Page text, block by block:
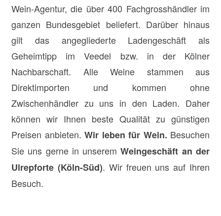
Wein-Agentur, die über 400 Fachgrosshändler im
ganzen Bundesgebiet beliefert. Darüber hinaus
gilt das angegliederte Ladengeschäft als
Geheimtipp im Veedel bzw. in der Kölner
Nachbarschaft. Alle Weine stammen aus
Direktimporten und kommen ohne
Zwischenhändler zu uns in den Laden. Daher
können wir Ihnen beste Qualität zu günstigen
Preisen anbieten. Wir leben für Wein. Besuchen
Sie uns gerne in unseremWeingeschäft an der
Ulrepforte (Köln-Süd). Wir freuen uns auf Ihren
Besuch.